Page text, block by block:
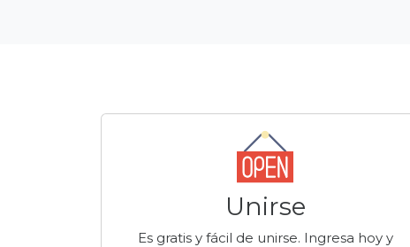
Unirse
Es gratis y fácil de unirse. Ingresa hoy y